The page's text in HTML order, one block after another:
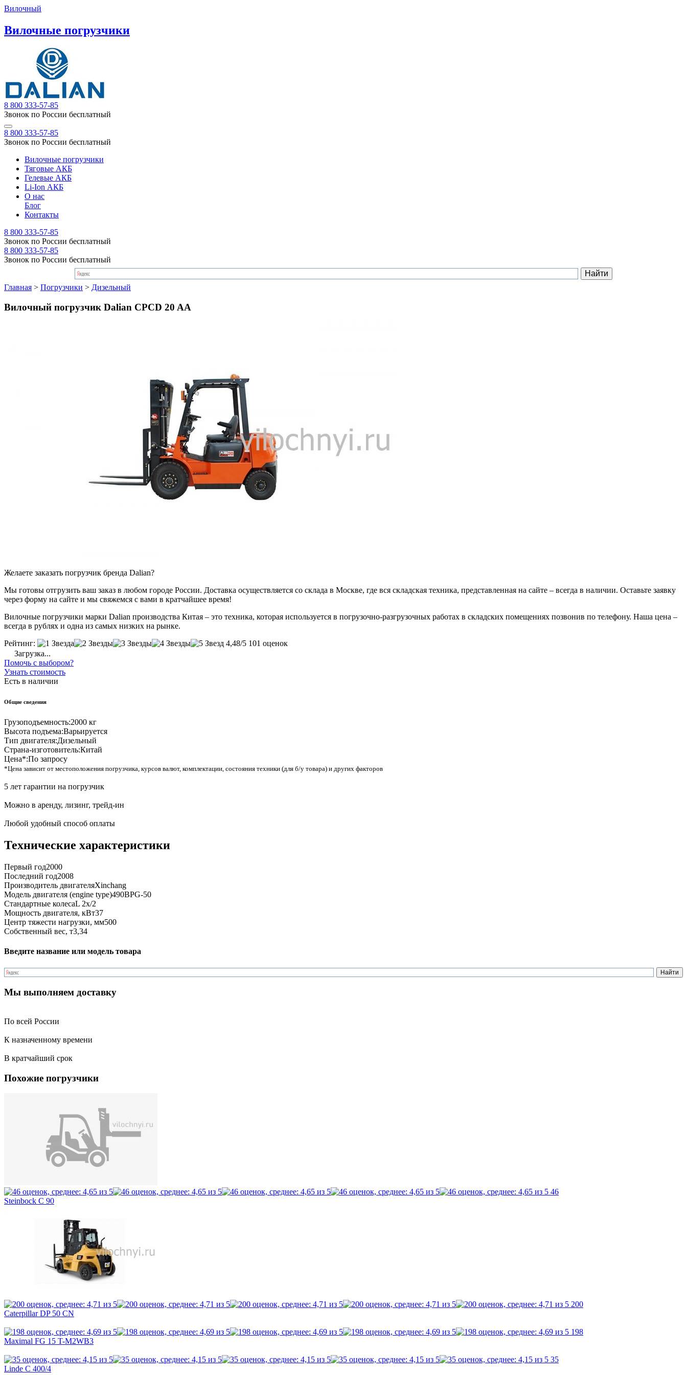
Вилочный
Вилочные погрузчики
8 800 333-57-85
Звонок по России бесплатный
8 800 333-57-85
Звонок по России бесплатный
Вилочные погрузчики
Тяговые АКБ
Гелевые АКБ
Li-Ion АКБ
О нас
Блог
Контакты
8 800 333-57-85
Звонок по России бесплатный
8 800 333-57-85
Звонок по России бесплатный
Главная > Погрузчики > Дизельный
Вилочный погрузчик Dalian CPCD 20 AA
Желаете заказать погрузчик бренда Dalian?
Мы готовы отгрузить ваш заказ в любом городе России. Доставка осуществляется со склада в Москве, где вся складская техника, представленная на сайте – всегда в наличии. Оставьте заявку
через форму на сайте и мы свяжемся с вами в кратчайшее время!
Вилочные погрузчики марки Dalian производства Китая – это техника, которая используется в погрузочно-разгрузочных работах в складских помещениях позвонив по телефону. Наша цена –
всегда в рублях и одна из самых низких на рынке.
Рейтинг:
4,48/5 101 оценок
Загрузка...
Помочь с выбором?
Узнать стоимость
Есть в наличии
Общие сведения
Грузоподъемность:2000 кг
Высота подъема:Варьируется
Тип двигателя:Дизельный
Страна-изготовитель:Китай
Цена*:По запросу
*Цена зависит от местоположения погрузчика, курсов валют, комплектации, состояния техники (для б/у товара) и других факторов
5 лет гарантии на погрузчик
Можно в аренду, лизинг, трейд-ин
Любой удобный способ оплаты
Технические характеристики
Первый год2000
Последний год2008
Производитель двигателяXinchang
Модель двигателя (engine type)490BPG-50
Стандартные колесаL 2x/2
Мощность двигателя, кВт37
Центр тяжести нагрузки, мм500
Собственный вес, т3,34
Введите название или модель товара
Мы выполняем доставку
По всей России
К назначенному времени
В кратчайший срок
Похожие погрузчики
46
Steinbock C 90
200
Caterpillar DP 50 CN
198
Maximal FG 15 T-M2WB3
35
Linde C 400/4